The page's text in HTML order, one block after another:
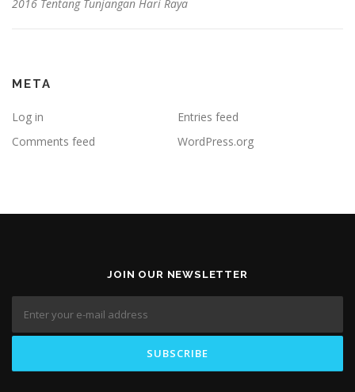
2016 Tentang Tunjangan Hari Raya
META
Log in
Entries feed
Comments feed
WordPress.org
JOIN OUR NEWSLETTER